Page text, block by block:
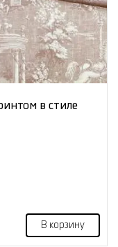
в стиле
В корзину